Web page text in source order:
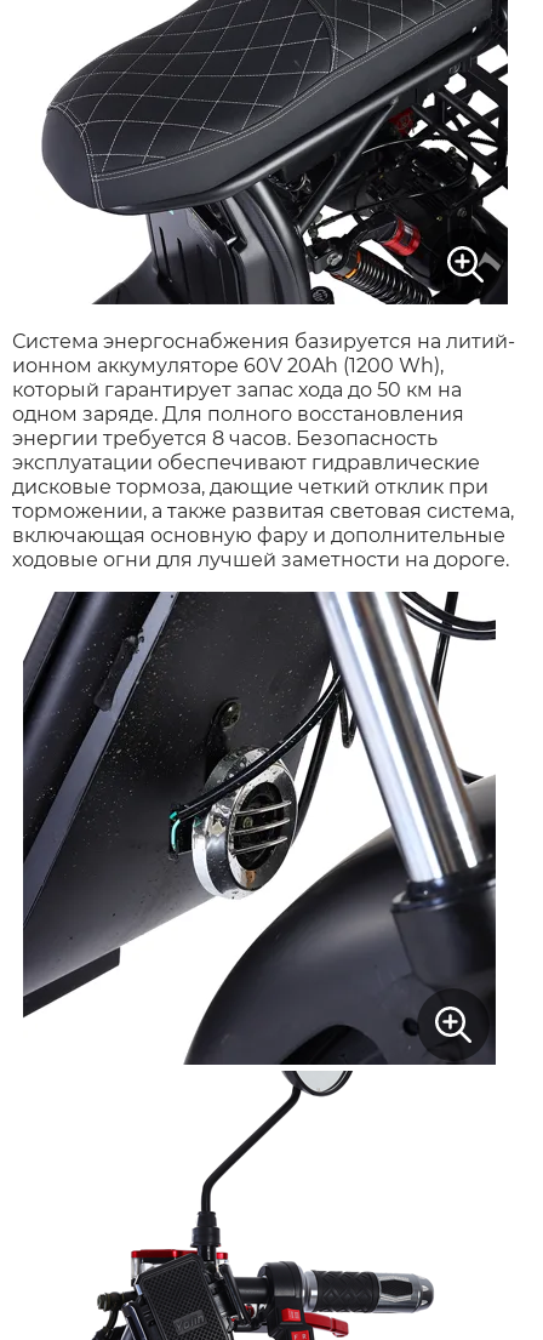
Система энергоснабжения базируется на литий-
ионном аккумуляторе 60V 20Ah (1200 Wh),
который гарантирует запас хода до 50 км на
одном заряде. Для полного восстановления
энергии требуется 8 часов. Безопасность
эксплуатации обеспечивают гидравлические
дисковые тормоза, дающие четкий отклик при
торможении, а также развитая световая система,
включающая основную фару и дополнительные
ходовые огни для лучшей заметности на дороге.